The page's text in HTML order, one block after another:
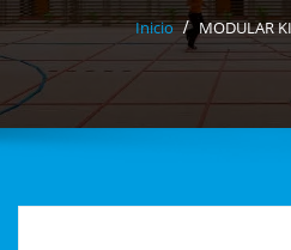
Inicio MODULAR